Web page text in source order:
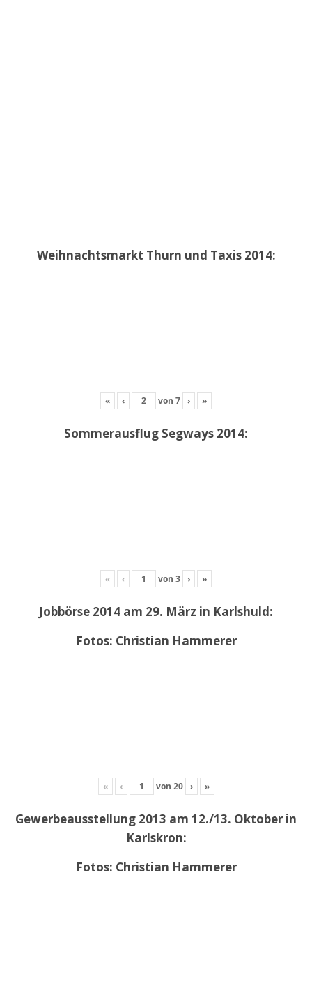
Weihnachtsmarkt Thurn und Taxis 2014:
« ‹ von 7 › »
Sommerausflug Segways 2014:
« ‹ von 3 › »
Jobbörse 2014 am 29. März in Karlshuld:
Fotos: Christian Hammerer
« ‹ von 20 › »
Gewerbeausstellung 2013 am 12./13. Oktober in
Karlskron:
Fotos: Christian Hammerer